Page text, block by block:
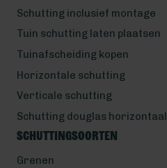
Schutting inclusief montage
Tuin schutting laten plaatsen
Tuinafscheiding kopen
Horizontale schutting
Verticale schutting
Schutting douglas horizontaal
Schuttingsoorten
Grenen